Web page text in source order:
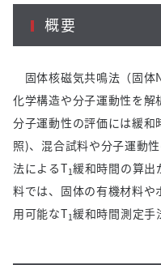
概要
固体核磁気共鳴法（固体
化学構造や分子運動性を解
分子運動性の評価には緩和
照)、混合試料や分子運動
法によるT1緩和時間の算出
料では、固体の有機材料
用可能なT1緩和時間測定手